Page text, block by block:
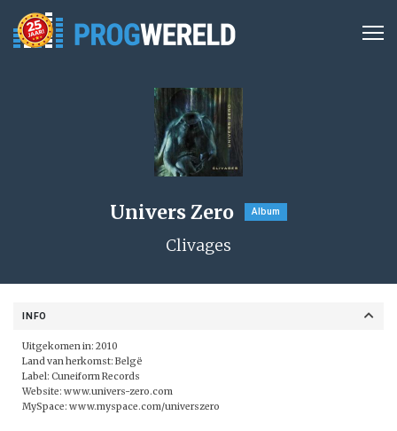
Univers Zero Album
Clivages
INFO
Uitgekomen in: 2010
Land van herkomst: Belgë
Label: Cuneiform Records
Website: www.univers-zero.com
MySpace: www.myspace.com/universzero